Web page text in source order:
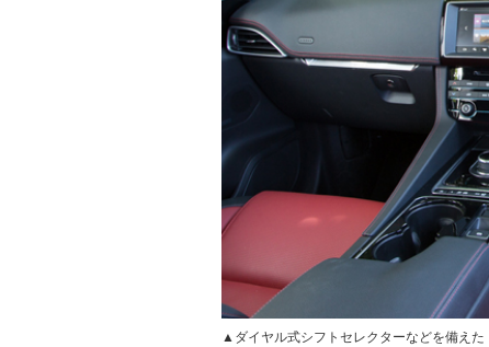
▲ダイヤル式シフトセレクターなどを備え